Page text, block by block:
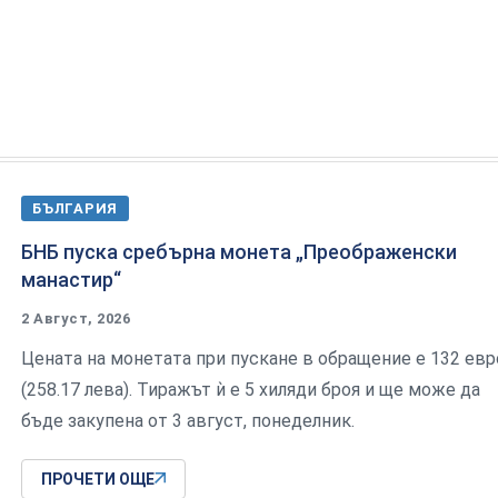
БЪЛГАРИЯ
БНБ пуска сребърна монета „Преображенски
манастир“
2 Август, 2026
Цената на монетата при пускане в обращение е 132
(258.17 лева). Тиражът ѝ е 5 хиляди броя и ще може да
бъде закупена от 3 август, понеделник.
ПРОЧЕТИ ОЩЕ